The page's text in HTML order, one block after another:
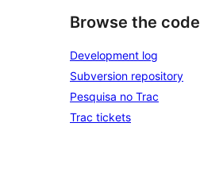
Browse the code
Development log
Subversion repository
Pesquisa no Trac
Trac tickets